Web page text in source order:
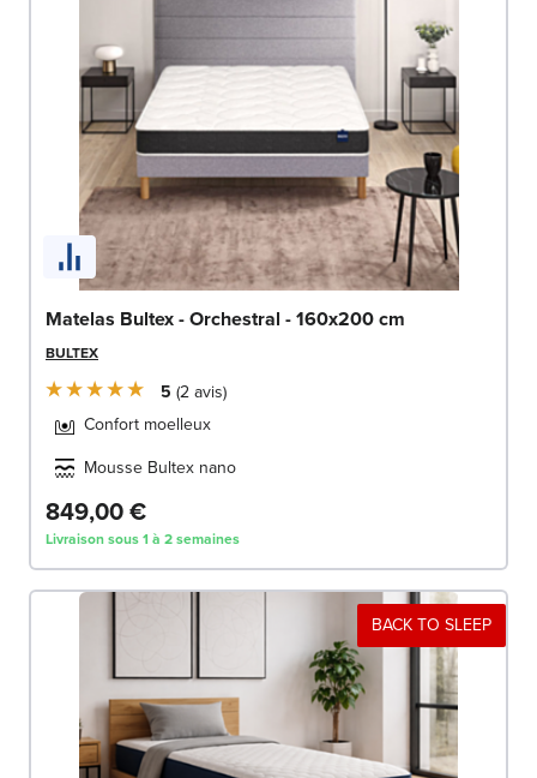
Matelas Bultex - Orchestral - 160x200 cm
BULTEX
5 2avis
Confort moelleux
Mousse Bultex nano
849,00 €
Livraison sous 1 à 2 semaines
BACK TO SLEEP